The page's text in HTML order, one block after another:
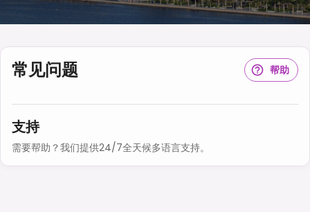
常见问题 帮助
支持
需要帮助？我们提供24/7全天候多语言支持。